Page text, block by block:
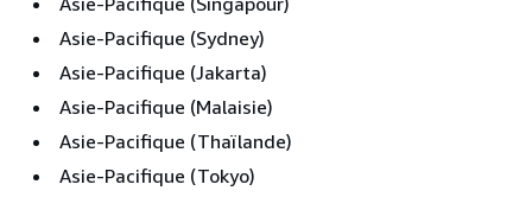
Asie-Pacifique (Sydney)
Asie-Pacifique (Jakarta)
Asie-Pacifique (Malaisie)
Asie-Pacifique (Thaïlande)
Asie-Pacifique (Tokyo)